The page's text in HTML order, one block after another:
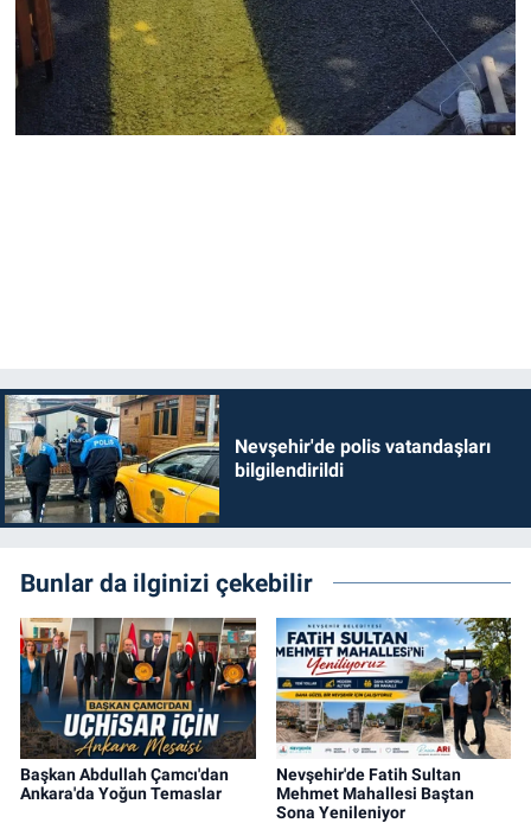
Nevşehir'de polis vatandaşları
bilgilendirildi
Bunlar da ilginizi çekebilir
Başkan Abdullah Çamcı'dan
Ankara'da Yoğun Temaslar
Nevşehir'de Fatih Sultan
Mehmet Mahallesi Baştan
Sona Yenileniyor